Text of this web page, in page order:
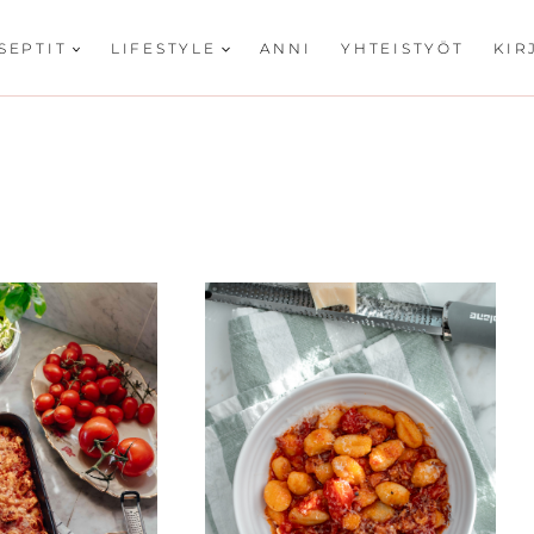
LIFESTYLE ANNI YHTEISTYÖT